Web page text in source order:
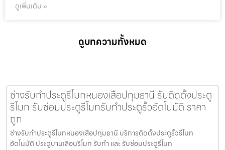
ดูเพิ่มเติม »
ดูบทความทั้งหมด
ช่างรับทำประตูรีโมทหนองเสือปทุมธานี รับติดตั้งประตู
รีโมท รับซ่อมประตูรีโมทรับทำประตูรั้วอัตโนมัติ ราคา
ถูก
ช่างรับทำประตูรีโมทหนองเสือปทุมธานี บริการติดตั้งประตูรั้วรีโมท
อัตโนมัติ ประตูบานเลื่อนรีโมท รับทำ และ รับซ่อมประตูรีโมท